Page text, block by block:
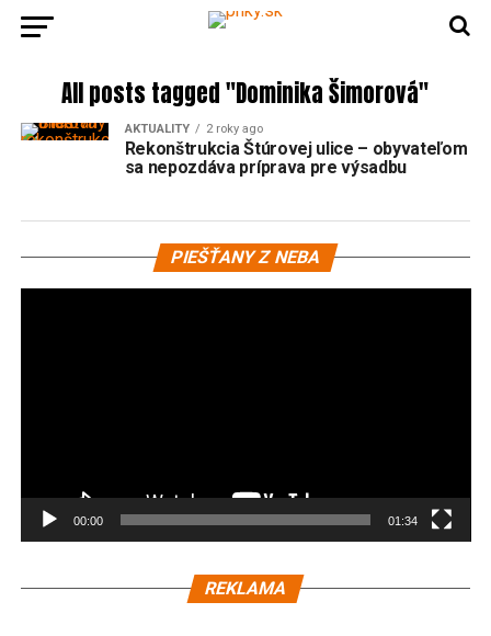
All posts tagged "Dominika Šimorová"
AKTUALITY 2 roky ago
Rekonštrukcia Štúrovej ulice – obyvateľom
sa nepozdáva príprava pre výsadbu
PIEŠŤANY Z NEBA
00:00 01:34
REKLAMA